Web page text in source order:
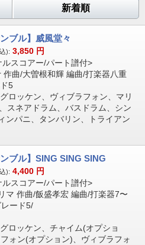
新着順
ンブル】威風堂々
): 3,850 円
ルスコアー/パート譜付>
作曲/大曽根和輝 編曲/打楽器八重
5
ロッケン、ヴィブラフォン、マリ
スネアドラム、バスドラム、シン
ンパニ、タンバリン、トライアン
ンブル】SING SING SING
): 4,400 円
ルスコアー/パート譜付>
マ 作曲/飯盛孝宏 編曲/打楽器7〜
ード5/
ロッケン、チャイム(オプショ
ォン(オプション)、ヴィブラフォ